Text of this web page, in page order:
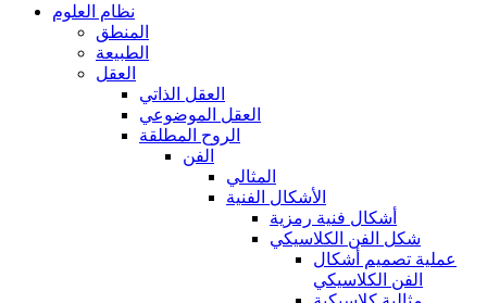
نظام العلوم
المنطق
الطبيعة
العقل
العقل الذاتي
العقل الموضوعي
الروح المطلقة
الفن
المثالي
الأشكال الفنية
أشكال فنية رمزية
شكل الفن الكلاسيكي
عملية تصميم أشكال
الفن الكلاسيكي